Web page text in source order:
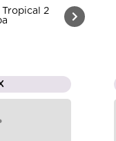
Tropical 2